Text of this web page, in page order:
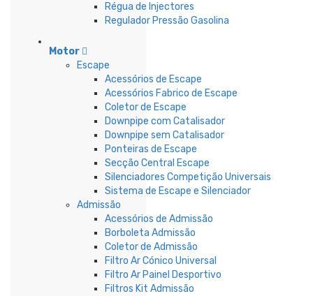
Régua de Injectores
Regulador Pressão Gasolina
Motor
Escape
Acessórios de Escape
Acessórios Fabrico de Escape
Coletor de Escape
Downpipe com Catalisador
Downpipe sem Catalisador
Ponteiras de Escape
Secção Central Escape
Silenciadores Competição Universais
Sistema de Escape e Silenciador
Admissão
Acessórios de Admissão
Borboleta Admissão
Coletor de Admissão
Filtro Ar Cónico Universal
Filtro Ar Painel Desportivo
Filtros Kit Admissão